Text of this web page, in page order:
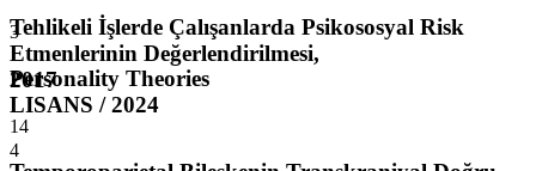
Tehlikeli İşlerde Çalışanlarda Psikososyal Risk
Etmenlerinin Değerlendirilmesi,
2017
14
3
Personality Theories
LISANS / 2024
4